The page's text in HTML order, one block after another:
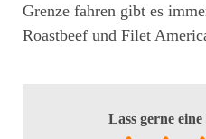
Grenze fahren gibt es
Roastbeef und Filet
Lass gerne